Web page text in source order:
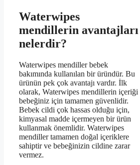
Waterwipes
mendillerin avantajları
nelerdir?
Waterwipes mendiller bebek
bakımında kullanılan bir üründür. Bu
ürünün pek çok avantajı vardır. İlk
olarak, Waterwipes mendillerin içeriği
bebeğiniz için tamamen güvenlidir.
Bebek cildi çok hassas olduğu için,
kimyasal madde içermeyen bir ürün
kullanmak önemlidir. Waterwipes
mendiller tamamen doğal içeriklere
sahiptir ve bebeğinizin cildine zarar
vermez.